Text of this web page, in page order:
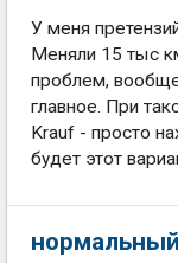
У меня
Меняли 15 тыс
проблем,
главное. При
Krauf - просто
будет этот